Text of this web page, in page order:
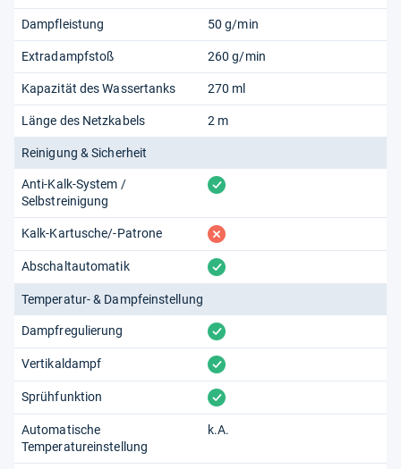
Dampfleistung 50 g/min
Extradampfstoß 260 g/min
Kapazität des Wassertanks 270 ml
Länge des Netzkabels 2 m
Reinigung & Sicherheit
Anti-Kalk-System /
Selbstreinigung
vorhanden
Kalk-Kartusche/-Patrone fehlt
Abschaltautomatik vorhanden
Temperatur- & Dampfeinstellung
Dampfregulierung vorhanden
Vertikaldampf vorhanden
Sprühfunktion vorhanden
Automatische
Temperatureinstellung
k.A.